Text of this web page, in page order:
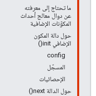
ما تحتاج إلى معرفته
عن دوال معالج أحداث
المكوّنات الإضافية
حول دالة المكون
الإضافي init()
config
المسجّل
الإحصائيات
حول الدالة next()